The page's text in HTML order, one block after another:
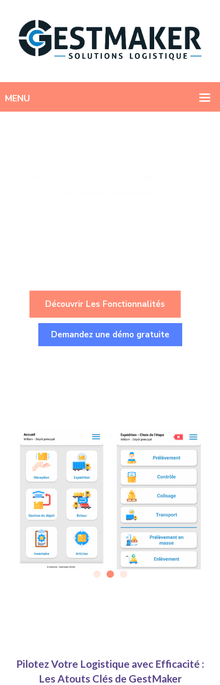
Découvrir Les Fonctionnalités
Demandez une démo gratuite
Pilotez Votre Logistique avec Efficacité :
Les Atouts Clés de GestMaker